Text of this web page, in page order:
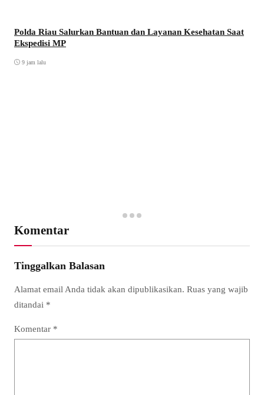
Polda Riau Salurkan Bantuan dan Layanan Kesehatan Saat
Ekspedisi MP
9 jam lalu
Komentar
Tinggalkan Balasan
Alamat email Anda tidak akan dipublikasikan. Ruas yang wajib
ditandai *
Komentar *